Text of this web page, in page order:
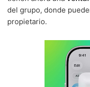
del grupo, donde
propietario.